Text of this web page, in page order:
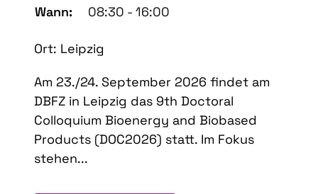
Wann:
08:30 - 16:00
Ort: Leipzig
Am 23./24. September 2026 findet am
DBFZ in Leipzig das 9th Doctoral
Colloquium Bioenergy and Biobased
Products (DOC2026) statt. Im Fokus
stehen...